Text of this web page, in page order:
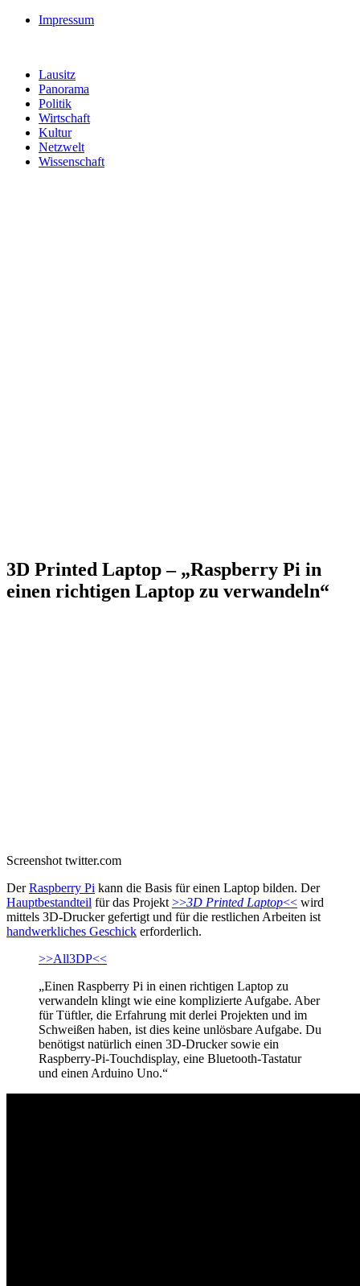
Impressum
Lausitz
Panorama
Politik
Wirtschaft
Kultur
Netzwelt
Wissenschaft
3D Printed Laptop – „Raspberry Pi in
einen richtigen Laptop zu verwandeln“
Screenshot twitter.com
DerRaspberry Pi kann die Basis für einen Laptop bilden. Der
Hauptbestandteil für das Projekt >>3D Printed Laptop<< wird
mittels 3D-Drucker gefertigt und für die restlichen Arbeiten ist
handwerkliches Geschick erforderlich.
>>All3DP<<
„Einen Raspberry Pi in einen richtigen Laptop zu
verwandeln klingt wie eine komplizierte Aufgabe. Aber
für Tüftler, die Erfahrung mit derlei Projekten und im
Schweißen haben, ist dies keine unlösbare Aufgabe. Du
benötigst natürlich einen 3D-Drucker sowie ein
Raspberry-Pi-Touchdisplay, eine Bluetooth-Tastatur
und einen Arduino Uno.“